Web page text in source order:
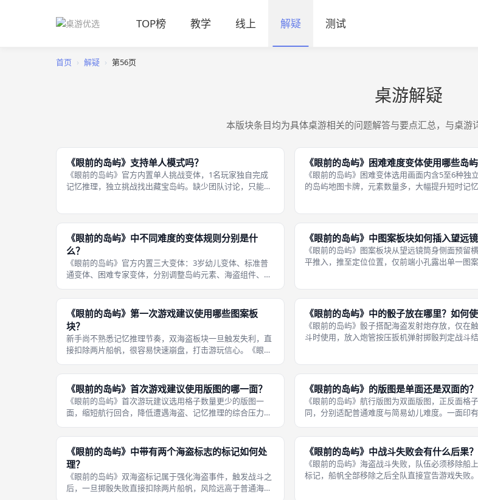
TOP榜 教学 线上 解疑 测试
首页 › 解疑 › 第56页
桌游解疑
本版块条目均为具体桌游相关的问题解答与要点汇总，与桌游
《眼前的岛屿》支持单人模式吗？
《眼前的岛屿》官方内置单人挑战变体，1名玩家独自完成
记忆推理，独立挑战找出藏宝岛屿。缺少团队讨论，只能依
遇海盗战斗，船帆生命机制维持不
《眼前的岛屿》困难难度变体使用哪些岛屿
《眼前的岛屿》困难变体选用画面内含5至6种独
的岛屿地图卡牌，元素数量多，大幅提升短时记
风险，队伍不仅要应对高难度记
《眼前的岛屿》中不同难度的变体规则分别是什
么？
《眼前的岛屿》官方内置三大变体：3岁幼儿变体、标准普
通变体、困难专家变体，分别调整岛屿元素、海盗组件、版
炮，使用简易短版图，选用元素最少的岛屿卡牌，没有船帆
生命机制。 标准普通变体：启用单海
《眼前的岛屿》中图案板块如何插入望远镜
《眼前的岛屿》图案板块从望远镜筒身侧面预留
平推入，推至定位位置，仅前端小孔露出单一图
余图案被筒壁完全遮挡。观察结束
《眼前的岛屿》第一次游戏建议使用哪些图案板
块？
新手尚不熟悉记忆推理节奏，双海盗板块一旦触发失利，直
接扣除两片船帆，很容易快速崩盘，打击游玩信心。《眼前
素板块与基础单海盗板块，降低对局突然大量损失船帆的风
险。 普通元素板块包含棕榈树、小
《眼前的岛屿》中的骰子放在哪里？如何使
《眼前的岛屿》骰子搭配海盗发射炮存放，仅在
斗时使用，放入炮管按压扳机弹射掷骰判定战斗
玩家不能徒手直接投掷骰子，官方
《眼前的岛屿》首次游戏建议使用版图的哪一面？
《眼前的岛屿》首次游玩建议选用格子数量更少的版图一
面，缩短航行回合，降低遭遇海盗、记忆推理的综合压力。
观察判断，新手玩家不容易出现连续误判、频繁遭遇海盗落
败的情况。 低龄孩童首次游玩，固定
《眼前的岛屿》的版图是单面还是双面的？
《眼前的岛屿》航行版图为双面版图，正反面格
同，分别适配普通难度与简易幼儿难度。一面印
儿简化变体，缩短航行长度，减少遭遇海盗的机
用厚实纸板印刷，两面美术统一为海
《眼前的岛屿》中带有两个海盗标志的标记如何处
理？
《眼前的岛屿》双海盗标记属于强化海盗事件，触发战斗之
后，一旦掷骰失败直接扣除两片船帆，风险远高于普通海盗
《眼前的岛屿》中战斗失败会有什么后果？
《眼前的岛屿》海盗战斗失败，队伍必须移除船
标记，船帆全部移除之后全队直接宣告游戏失败